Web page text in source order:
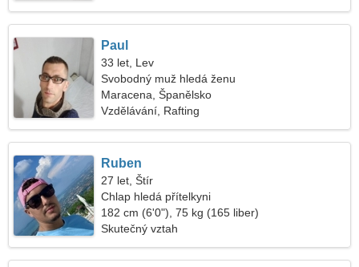
Paul
33 let, Lev
Svobodný muž hledá ženu
Maracena, Španělsko
Vzdělávání, Rafting
Ruben
27 let, Štír
Chlap hledá přítelkyni
182 cm (6'0"), 75 kg (165 liber)
Skutečný vztah